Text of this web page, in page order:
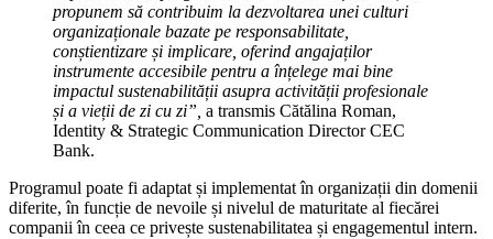
propunem să contribuim la dezvoltarea unei culturi
organizaționale bazate pe responsabilitate,
conștientizare și implicare, oferind angajaților
instrumente accesibile pentru a înțelege mai bine
impactul sustenabilității asupra activității profesionale
și a vieții de zi cu zi”, a transmis Cătălina Roman,
Identity & Strategic Communication Director CEC
Bank.
Programul poate fi adaptat și implementat în organizații din domenii
diferite, în funcție de nevoile și nivelul de maturitate al fiecărei
companii în ceea ce privește sustenabilitatea și engagementul intern.